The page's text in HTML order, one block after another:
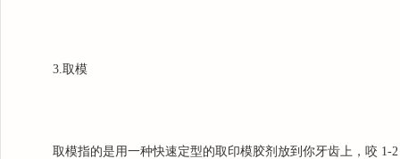
3.取模
取模指的是用一种快速定型的取印模胶剂放到你牙齿上，咬